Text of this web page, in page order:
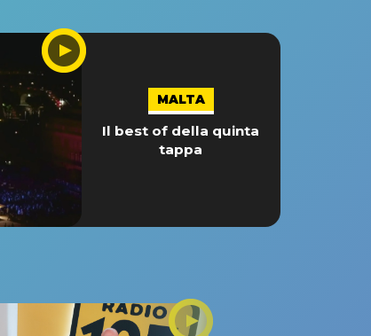
MALTA
Il best of della quinta
tappa